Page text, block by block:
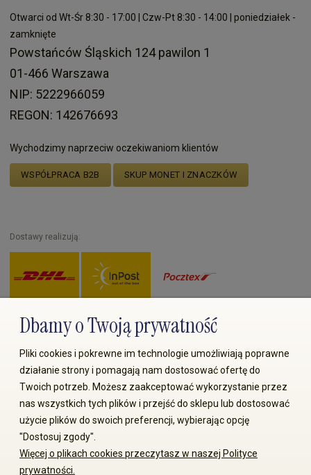
Otwarci od Wt-Śr 8:30 - 17:00 | Czw-Pt 8:30 - 14:00 | poniedziałek -
zamknięte
Powstańców Śląskich 124 pawilon 1
01-466 Warszawa
NIP: 5222966059
REGON: 142676693
Wychodzimy naprzeciw oczekiwaniom klientów
WSPÓŁPRACA B2B SKUP MONET I ZNACZKÓW
Dostawy realizują:
Zapłać przez:
© 2008-2026 MS70.pl / Ms70 Sp. z o.o. Wszelkie prawa
zastrzeżone. Kopiowanie treści i zdjęć bez zgody właściciela
Dbamy o Twoją prywatność
Pliki cookies i pokrewne im technologie umożliwiają poprawne
działanie strony i pomagają nam dostosować ofertę do
Twoich potrzeb. Możesz zaakceptować wykorzystanie przez
nas wszystkich tych plików i przejść do sklepu lub dostosować
użycie plików do swoich preferencji, wybierając opcję
"Dostosuj zgody".
Więcej o plikach cookies przeczytasz w naszej Polityce
prywatności.